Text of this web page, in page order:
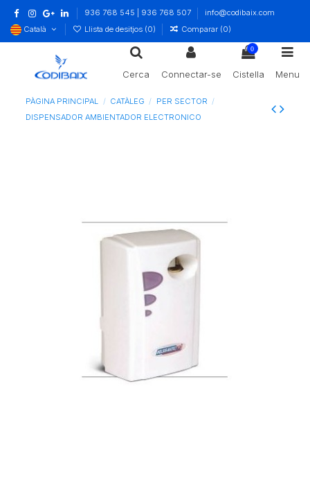
936 768 545 | 936 768 507
info@codibaix.com
Català
Llista de desitjos (0) Comparar (0)
Cerca Connectar-se
0
Cistella Menu
PÀGINA PRINCIPAL CATÀLEG
PER SECTOR
DISPENSADOR AMBIENTADOR ELECTRONICO